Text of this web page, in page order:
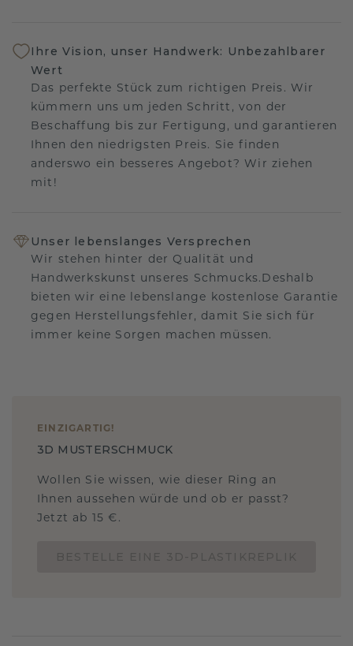
Ihre Vision, unser Handwerk: Unbezahlbarer
Wert
Das perfekte Stück zum richtigen Preis. Wir
kümmern uns um jeden Schritt, von der
Beschaffung bis zur Fertigung, und garantieren
Ihnen den niedrigsten Preis. Sie finden
anderswo ein besseres Angebot? Wir ziehen
mit!
Unser lebenslanges Versprechen
Wir stehen hinter der Qualität und
Handwerkskunst unseres Schmucks.Deshalb
bieten wir eine lebenslange kostenlose Garantie
gegen Herstellungsfehler, damit Sie sich für
immer keine Sorgen machen müssen.
EINZIGARTIG !
3D MUSTERSCHMUCK
Wollen Sie wissen, wie dieser Ring an
Ihnen aussehen würde und ob er passt?
Jetzt ab 15 €.